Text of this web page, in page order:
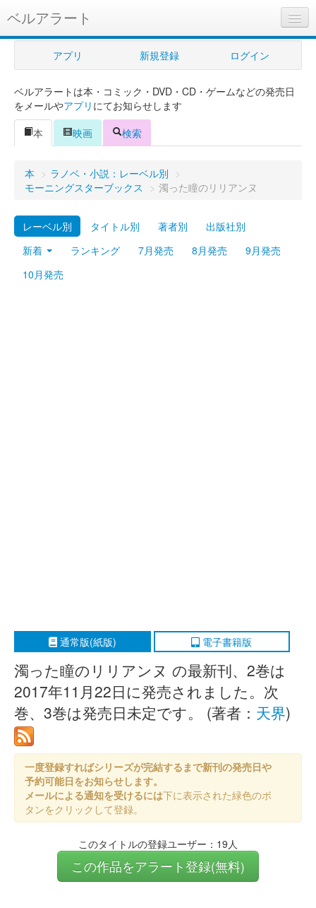
ベルアラート
ベルアラートとは
ヘルプ
新規登録
ログイン
購入管理
Myシェルフ
プレミアム
アプリ 新規登録 ログイン
ベルアラートは本・コミック・DVD・CD・ゲームなどの発売日
をメールやアプリ にてお知らせします
本
映画 検索
本 > ラノベ・小説：レーベル別 >
モーニングスターブックス
> 濁った瞳のリリアンヌ
レーベル別 タイトル別 著者別
出版社別
新着
ランキング 7月発売 8月発売
9月発売
10月発売
通常版(紙版) 電子書籍版
濁った瞳のリリアンヌ の最新刊、2巻は
2017年11月22日に発売されました。次
巻、3巻は発売日未定です。 (著者： 天界)
一度登録すればシリーズが完結するまで新刊の発売日や
予約可能日をお知らせします。
メールによる通知を受けるには下に表示された緑色のボ
タンをクリックして登録。
このタイトルの登録ユーザー：19人
この作品をアラート登録(無料)